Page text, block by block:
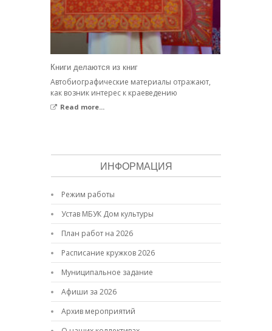
Книги делаются из книг
Автобиографические материалы отражают,
как возник интерес к краеведению
Read more...
ИНФОРМАЦИЯ
Режим работы
Устав МБУК Дом культуры
План работ на 2026
Расписание кружков 2026
Муниципальное задание
Афиши за 2026
Архив мероприятий